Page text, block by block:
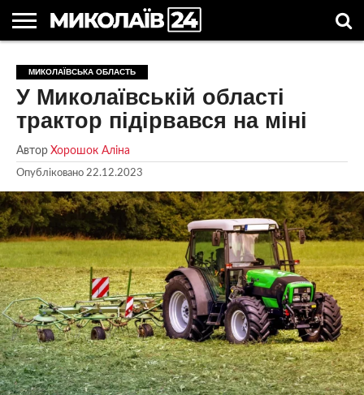
НОВИНИ
НОВИНИ
МИКОЛАЄВА
МИКОЛАЇВСЬКА
ОБЛАСТЬ
НОВИНИ
СПОРТУ
УКРАЇНА
ТА СВІТ
НОВИНИ
КОМПАНІЙ
АСТРОЛОГІЯ
СВЯТА
В
УКРАЇНІ
КОРИСНІ
СТАТТІ
МИКОЛАЇВСЬКА ОБЛАСТЬ
У Миколаївській області
трактор підірвався на міні
Автор Хорошок Аліна
Опубліковано 22.12.2023